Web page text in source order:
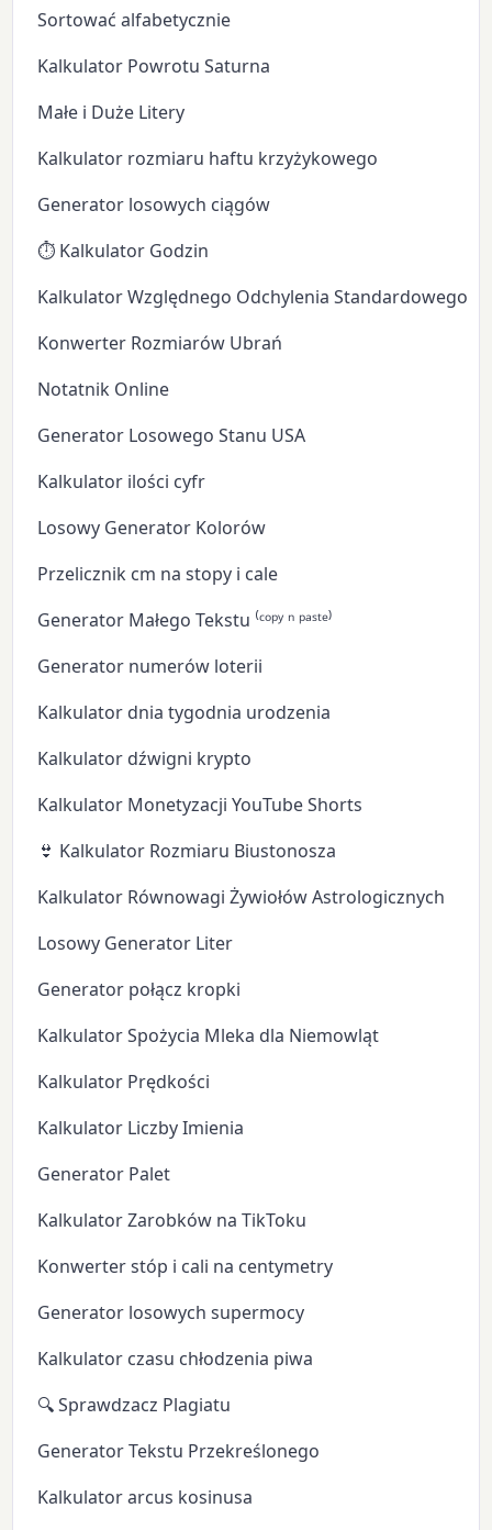
Sortować alfabetycznie
Kalkulator Powrotu Saturna
Małe i Duże Litery
Kalkulator rozmiaru haftu krzyżykowego
Generator losowych ciągów
⏱️ Kalkulator Godzin
Kalkulator Względnego Odchylenia Standardowego
Konwerter Rozmiarów Ubrań
Notatnik Online
Generator Losowego Stanu USA
Kalkulator ilości cyfr
Losowy Generator Kolorów
Przelicznik cm na stopy i cale
Generator Małego Tekstu ⁽ᶜᵒᵖʸ ⁿ ᵖᵃˢᵗᵉ⁾
Generator numerów loterii
Kalkulator dnia tygodnia urodzenia
Kalkulator dźwigni krypto
Kalkulator Monetyzacji YouTube Shorts
👙 Kalkulator Rozmiaru Biustonosza
Kalkulator Równowagi Żywiołów Astrologicznych
Losowy Generator Liter
Generator połącz kropki
Kalkulator Spożycia Mleka dla Niemowląt
Kalkulator Prędkości
Kalkulator Liczby Imienia
Generator Palet
Kalkulator Zarobków na TikToku
Konwerter stóp i cali na centymetry
Generator losowych supermocy
Kalkulator czasu chłodzenia piwa
🔍 Sprawdzacz Plagiatu
Generator Tekstu Przekreślonego
Kalkulator arcus kosinusa